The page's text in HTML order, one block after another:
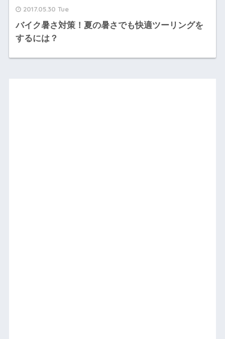
2017.05.30 Tue
バイク暑さ対策！夏の暑さでも快適ツーリングを
するには？